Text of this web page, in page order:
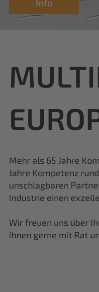
Mehr als 65 Jahre
Jahre Kompetenz
unschlagbaren
Industrie einen
Wir freuen uns über
Ihnen gerne mit Rat